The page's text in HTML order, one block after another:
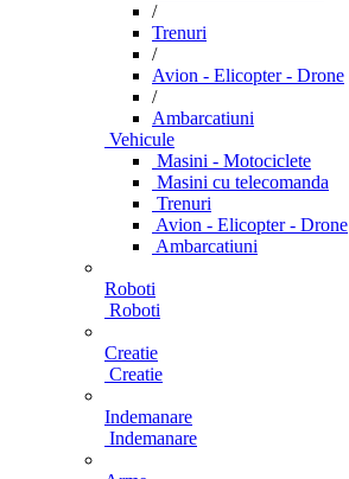
/
Trenuri
/
Avion - Elicopter - Drone
/
Ambarcatiuni
Vehicule
Masini - Motociclete
Masini cu telecomanda
Trenuri
Avion - Elicopter - Drone
Ambarcatiuni
Roboti
Roboti
Creatie
Creatie
Indemanare
Indemanare